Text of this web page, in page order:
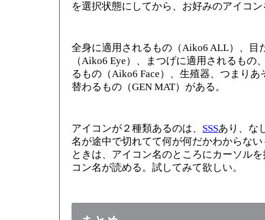
を選択状態にしてから、お好みのアイコ
全身に適用されるもの（Aiko6 ALL）、目
（Aiko6 Eye）、まつげに適用されるもの
るもの（Aiko6 Face）、生殖器、つまり
替わるもの（GEN MAT）がある。
アイコンが２種類あるのは、 SSSあり、な
名が途中で切れてて何が何だかわからな
ときは、アイコン名のところにカーソル
コン名が読める。試してみて欲しい。